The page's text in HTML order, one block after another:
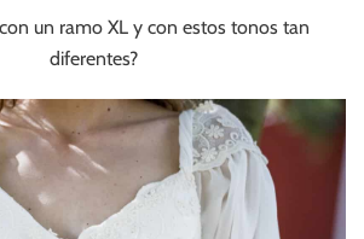
un ramo XL y con estos tonos tan
diferentes?